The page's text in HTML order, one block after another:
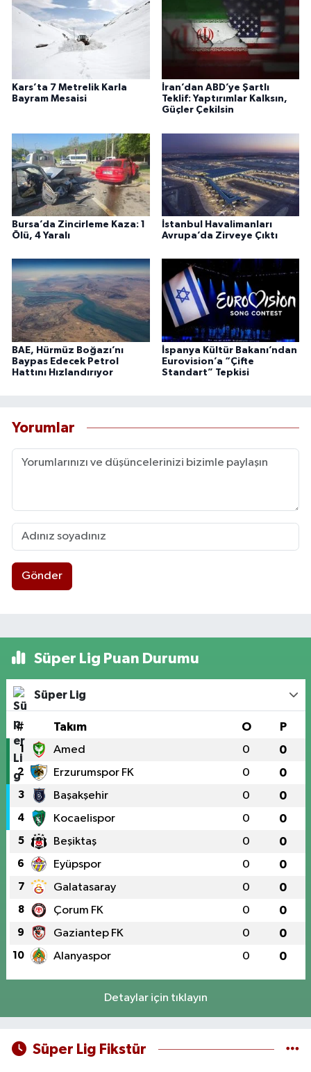
Kars’ta 7 Metrelik Karla
Bayram Mesaisi
İran’dan ABD’ye Şartlı
Teklif: Yaptırımlar Kalksın,
Güçler Çekilsin
Bursa’da Zincirleme Kaza: 1
Ölü, 4 Yaralı
İstanbul Havalimanları
Avrupa’da Zirveye Çıktı
BAE, Hürmüz Boğazı’nı
Baypas Edecek Petrol
Hattını Hızlandırıyor
İspanya Kültür Bakanı’ndan
Eurovision’a “Çifte
Standart” Tepkisi
Yorumlar
Gönder
Süper Lig Puan Durumu
Süper Lig
# Takım O P
1 Amed 0 0
2 Erzurumspor FK 0 0
3 Başakşehir 0 0
4 Kocaelispor 0 0
5 Beşiktaş 0 0
6 Eyüpspor 0 0
7 Galatasaray 0 0
8 Çorum FK 0 0
9 Gaziantep FK 0 0
10 Alanyaspor 0 0
Detaylar için tıklayın
Süper Lig Fikstür